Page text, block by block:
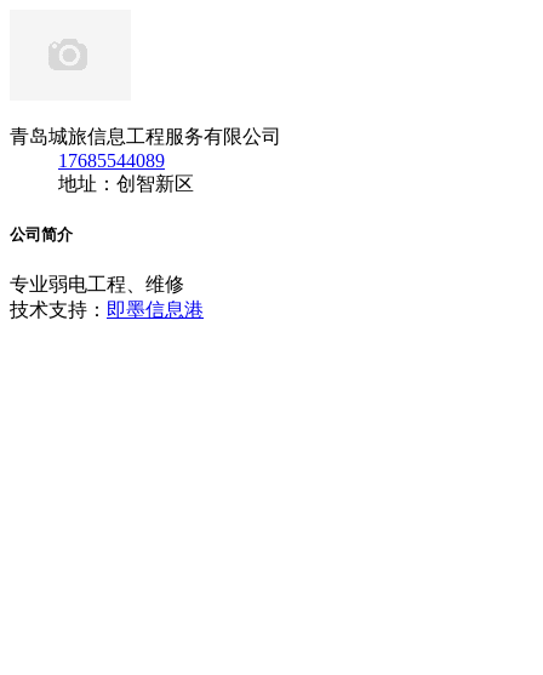
青岛城旅信息工程服务有限公司
17685544089
地址：创智新区
公司简介
专业弱电工程、维修
技术支持： 即墨信息港